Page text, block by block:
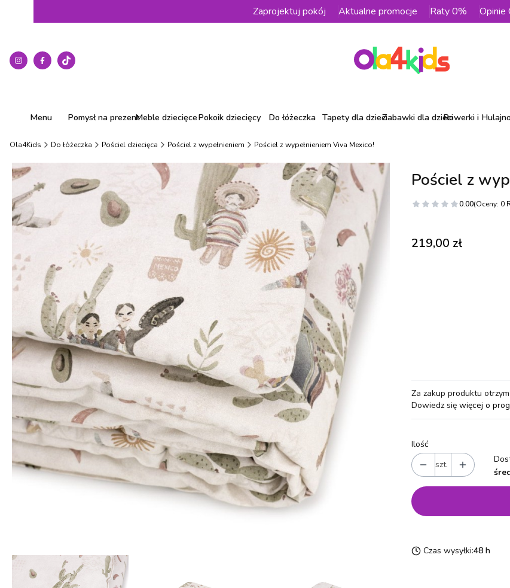
Zaprojektuj pokój Aktualne promocje Raty 0% Opinie
Menu Pomysł na prezentMeble dziecięcePokoik dziecięcy Do łóżeczka Tapety dla dzieciZabawki dla dzieciRowerki i
Ola4Kids Do łóżeczka Pościel dziecięca Pościel z wypełnieniem Pościel z wypełnieniem Viva Mexico!
Pościel z
0.00(Oceny: 0
Cena
219,00 zł
Za zakup produktu
Dowiedz się więcej o
Ilość
szt.
Czas wysyłki:48 h